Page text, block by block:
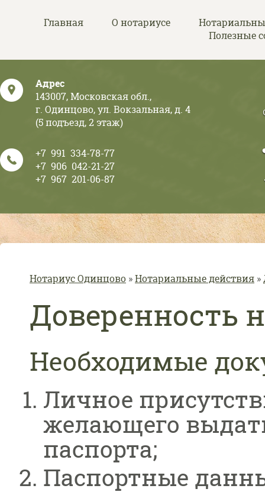
Главная
О нотариусе
Полезные
Адрес
143007, Московская обл.,
г. Одинцово, ул. Вокзальная, д. 4
(5 подъезд, 2 этаж)
+7 991 334-78-77
+7 906 042-21-27
+7 967 201-06-87
Вы здесь
Нотариус Одинцово » Нотариальные действия »
Доверенность
Необходимые
Личное
желающего
паспорта;
Паспортные